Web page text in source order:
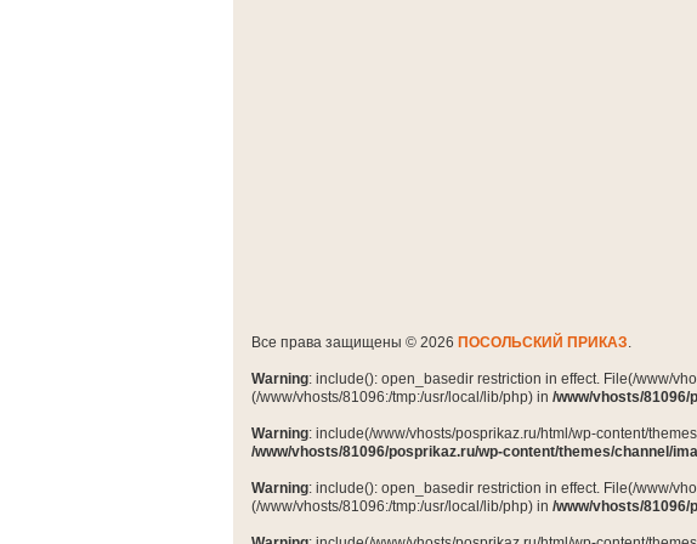
Все права защищены © 2026 ПОСОЛЬСКИЙ ПРИКАЗ.
Warning: include(): open_basedir restriction in effect. File(/www/
(/www/vhosts/81096:/tmp:/usr/local/lib/php) in /www/vhosts/81096/
Warning: include(/www/vhosts/posprikaz.ru/html/wp-content/
/www/vhosts/81096/posprikaz.ru/wp-content/themes/channel/
Warning: include(): open_basedir restriction in effect. File(/www/
(/www/vhosts/81096:/tmp:/usr/local/lib/php) in /www/vhosts/81096/